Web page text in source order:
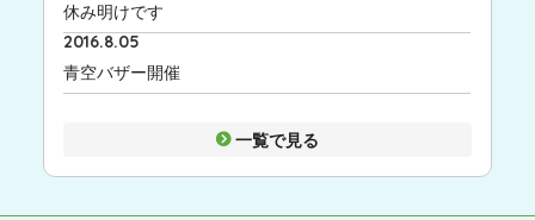
休み明けです
2016.8.05
青空バザー開催
一覧で見る